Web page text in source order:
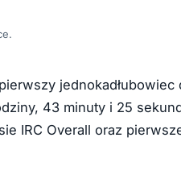
jednokadłubowiec
43 minuty i 25
IRC Overall oraz